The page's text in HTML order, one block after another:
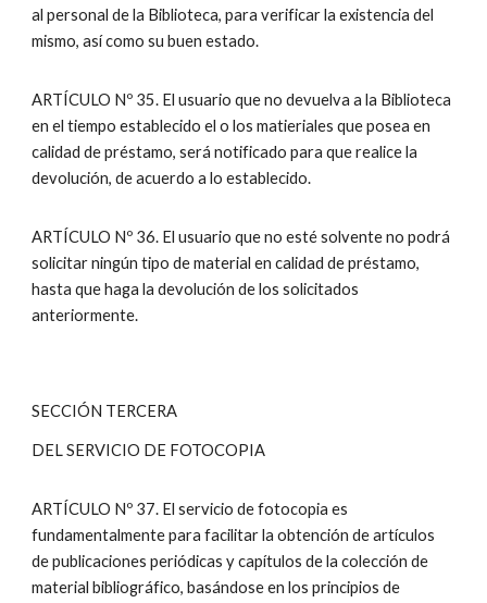
al personal de la Biblioteca, para verificar la existencia del
mismo, así como su buen estado.
ARTÍCULO Nº 35. El usuario que no devuelva a la Biblioteca
en el tiempo establecido el o los matieriales que posea en
calidad de préstamo, será notificado para que realice la
devolución, de acuerdo a lo establecido.
ARTÍCULO Nº 36. El usuario que no esté solvente no podrá
solicitar ningún tipo de material en calidad de préstamo,
hasta que haga la devolución de los solicitados
anteriormente.
SECCIÓN TERCERA
DEL SERVICIO DE FOTOCOPIA
ARTÍCULO Nº 37. El servicio de fotocopia es
fundamentalmente para facilitar la obtención de artículos
de publicaciones periódicas y capítulos de la colección de
material bibliográfico, basándose en los principios de